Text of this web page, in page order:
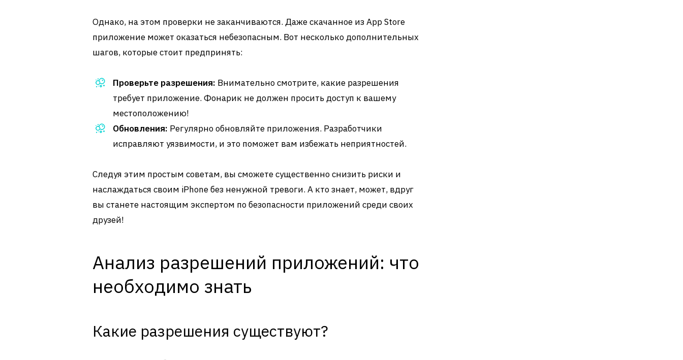
Однако, на этом проверки не заканчиваются. Даже скачанное из App Store
приложение может оказаться небезопасным. Вот несколько дополнительных
шагов, которые стоит предпринять:
Проверьте разрешения: Внимательно смотрите, какие разрешения
требует приложение. Фонарик не должен просить доступ к вашему
местоположению!
Обновления: Регулярно обновляйте приложения. Разработчики
исправляют уязвимости, и это поможет вам избежать неприятностей.
Следуя этим простым советам, вы сможете существенно снизить риски и
наслаждаться своим iPhone без ненужной тревоги. А кто знает, может, вдруг
вы станете настоящим экспертом по безопасности приложений среди своих
друзей!
Анализ разрешений приложений: что
необходимо знать
Какие разрешения существуют?